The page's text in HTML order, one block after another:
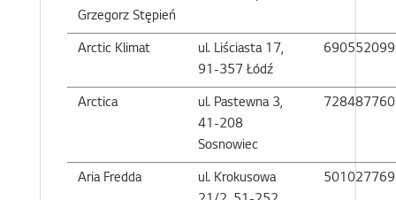
Grzegorz Stępień
Arctic Klimat
ul. Liściasta 17,
91-357 Łódź
690552099
Arctica
ul. Pastewna 3,
41-208
Sosnowiec
728487760
Aria Fredda
ul. Krokusowa
501027769